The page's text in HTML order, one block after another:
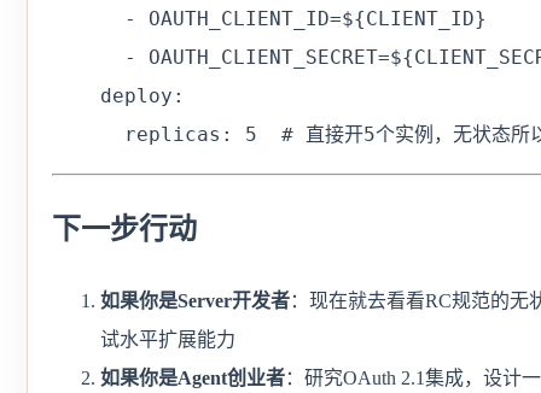
      - OAUTH_CLIENT_ID=${CLIENT_ID}
-
    deploy:
replicas: 5  # 直接开5个实例，无状态所
下一步行动
如果你是Server开发者：现在就去看看RC规范的无
试水平扩展能力
如果你是Agent创业者：研究OAuth 2.1集成，设计